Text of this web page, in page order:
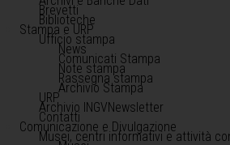
Brevetti
Biblioteche
Stampa e URP
Ufficio stampa
News
Comunicati Stampa
Note stampa
Rassegna stampa
Archivio Stampa
URP
Archivio INGVNewsletter
Contatti
Comunicazione e Divulgazione
Musei, centri informativi e attività